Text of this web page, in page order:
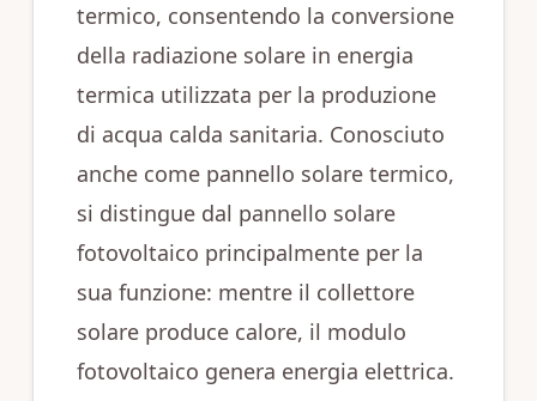
termico, consentendo la conversione
della radiazione solare in energia
termica utilizzata per la produzione
di acqua calda sanitaria. Conosciuto
anche come pannello solare termico,
si distingue dal pannello solare
fotovoltaico principalmente per la
sua funzione: mentre il collettore
solare produce calore, il modulo
fotovoltaico genera energia elettrica.